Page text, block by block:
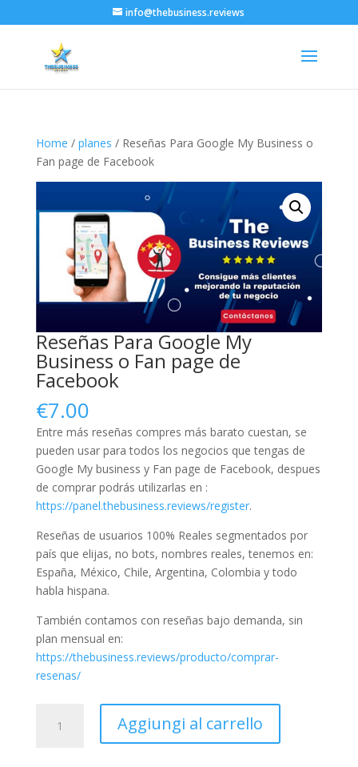
info@thebusiness.reviews
Home / planes / Reseñas Para Google My Business o
Fan page de Facebook
Reseñas Para Google My
Business o Fan page de
Facebook
€7.00
Entre más reseñas compres más barato cuestan, se
pueden usar para todos los negocios que tengas de
Google My business y Fan page de Facebook, despues
de comprar podrás utilizarlas en :
https://panel.thebusiness.reviews/register.
Reseñas de usuarios 100% Reales segmentados por
país que elijas, no bots, nombres reales, tenemos en:
España, México, Chile, Argentina, Colombia y todo
habla hispana.
También contamos con reseñas bajo demanda, sin
plan mensual en:
https://thebusiness.reviews/producto/comprar-
resenas/
Aggiungi al carrello